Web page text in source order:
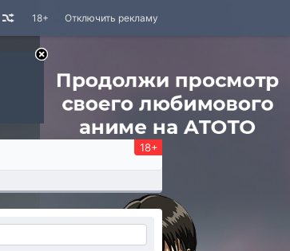
Отключить рекламу
18+
18+